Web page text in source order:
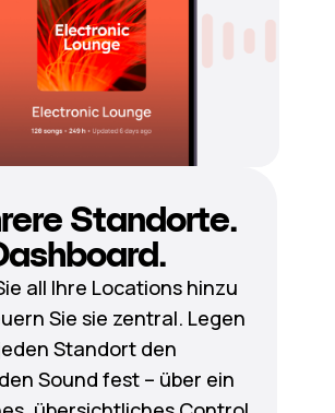
Standorte.
all Ihre Locations hinzu
Sie sie zentral. Legen
Standort den
Sound fest – über ein